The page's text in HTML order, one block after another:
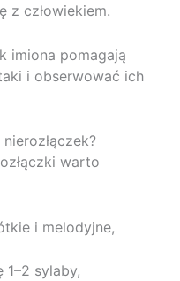
z człowiekiem.
imiona pomagają
i obserwować ich
warto
i melodyjne,
1–2 sylaby,